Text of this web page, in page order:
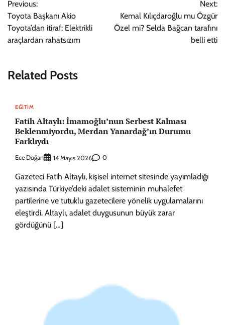
gezinmesi
Previous:
Toyota Başkanı Akio
Toyota’dan itiraf: Elektrikli
araçlardan rahatsızım
Next:
Kemal Kılıçdaroğlu mu Özgür
Özel mi? Selda Bağcan tarafını
belli etti
Related Posts
EĞITIM
Fatih Altaylı: İmamoğlu’nun Serbest Kalması
Beklenmiyordu, Merdan Yanardağ’ın Durumu
Farklıydı
Ece Doğan 14 Mayıs 2026 0
Gazeteci Fatih Altaylı, kişisel internet sitesinde yayımladığı
yazısında Türkiye’deki adalet sisteminin muhalefet
partilerine ve tutuklu gazetecilere yönelik uygulamalarını
eleştirdi. Altaylı, adalet duygusunun büyük zarar
gördüğünü […]